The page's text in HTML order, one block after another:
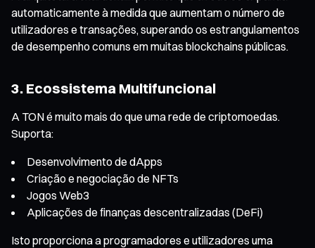
automaticamente à medida que aumentam o número de
utilizadores e transações, superando os estrangulamentos
de desempenho comuns em muitas blockchains públicas.
3. Ecossistema Multifuncional
A TON é muito mais do que uma rede de criptomoedas.
Suporta:
Desenvolvimento de dApps
Criação e negociação de NFTs
Jogos Web3
Aplicações de finanças descentralizadas (DeFi)
Isto proporciona a programadores e utilizadores uma